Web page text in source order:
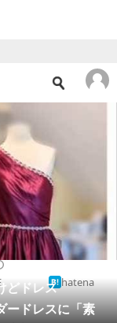
どドレス
ドレスに「素
hatena